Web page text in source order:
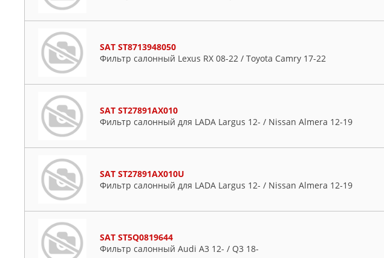
SAT ST8713948050
Фильтр салонный Lexus RX 08-22 / Toyota Camry 17-22
SAT ST27891AX010
Фильтр салонный для LADA Largus 12- / Nissan Almera 12-19
SAT ST27891AX010U
Фильтр салонный для LADA Largus 12- / Nissan Almera 12-19
SAT ST5Q0819644
Фильтр салонный Audi A3 12- / Q3 18-